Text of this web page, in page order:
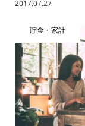
2017.07.27
貯金・家計